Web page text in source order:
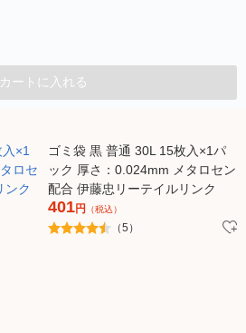
カートに入れる
ゴミ袋 黒 普通 30L 15枚入×1パ
ック 厚さ：0.024mm メタロセン
配合 伊藤忠リーテイルリンク
401円 （税込）
（5）